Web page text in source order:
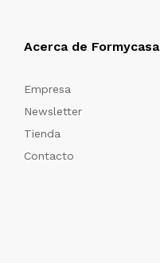
Acerca de Formycasa
Empresa
Newsletter
Tienda
Contacto